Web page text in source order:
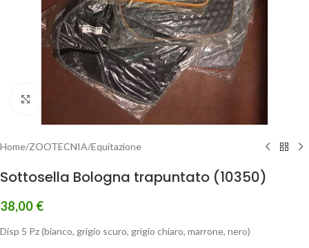
Clicca per ingrandire
Home/ZOOTECNIA/Equitazione
Sottosella Bologna trapuntato (10350)
38,00 €
Disp 5 Pz (bianco, grigio scuro, grigio chiaro, marrone, nero)